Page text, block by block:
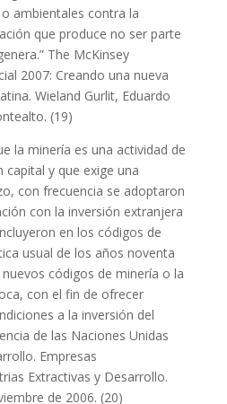
ambientales contra la
que produce no ser parte
The McKinsey
2007: Creando una nueva
Wieland Gurlit, Eduardo
(19)
la minería es una actividad de
capital y que exige una
con frecuencia se adoptaron
con la inversión extranjera
en los códigos de
usual de los años noventa
códigos de minería o la
con el fin de ofrecer
a la inversión del
de las Naciones Unidas
Empresas
Extractivas y Desarrollo.
de 2006. (20)